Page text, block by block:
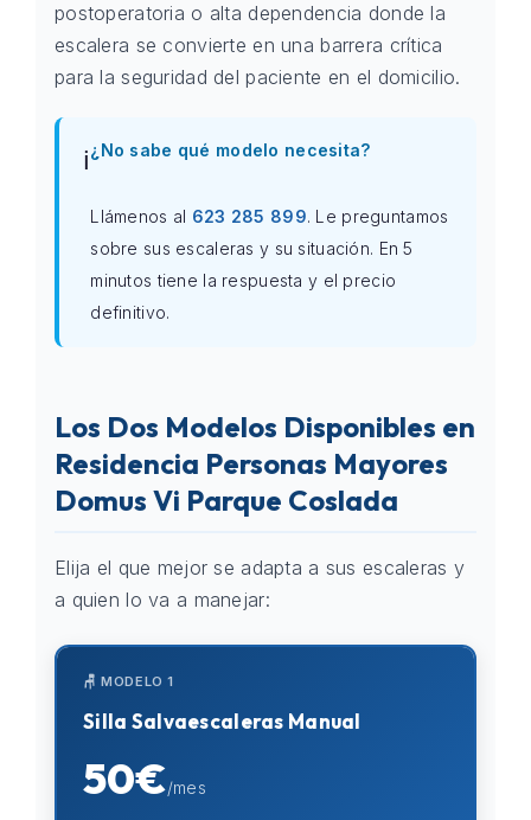
postoperatoria o alta dependencia donde la
escalera se convierte en una barrera crítica
para la seguridad del paciente en el domicilio.
ℹ️¿No sabe qué modelo necesita?
Llámenos al 623 285 899. Le preguntamos
sobre sus escaleras y su situación. En 5
minutos tiene la respuesta y el precio
definitivo.
Los Dos Modelos Disponibles en
Residencia Personas Mayores
Domus Vi Parque Coslada
Elija el que mejor se adapta a sus escaleras y
a quien lo va a manejar:
🪑 MODELO 1
Silla Salvaescaleras Manual
50€/mes